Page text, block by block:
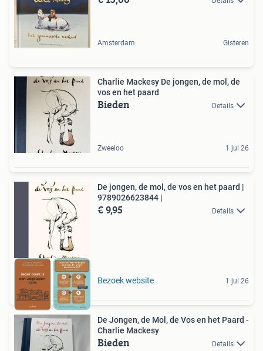
Amsterdam Gisteren
Charlie Mackesy De jongen, de mol, de
vos en het paard
Bieden Details
Zweeloo 1 jul 26
De jongen, de mol, de vos en het paard |
9789026623844 |
€ 9,95 Details
Bezoek website 1 jul 26
De Jongen, de Mol, de Vos en het Paard -
Charlie Mackesy
Bieden Details